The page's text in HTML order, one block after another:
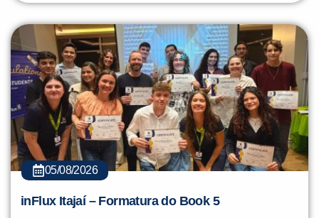
05/08/2026
inFlux Itajaí – Formatura do Book 5